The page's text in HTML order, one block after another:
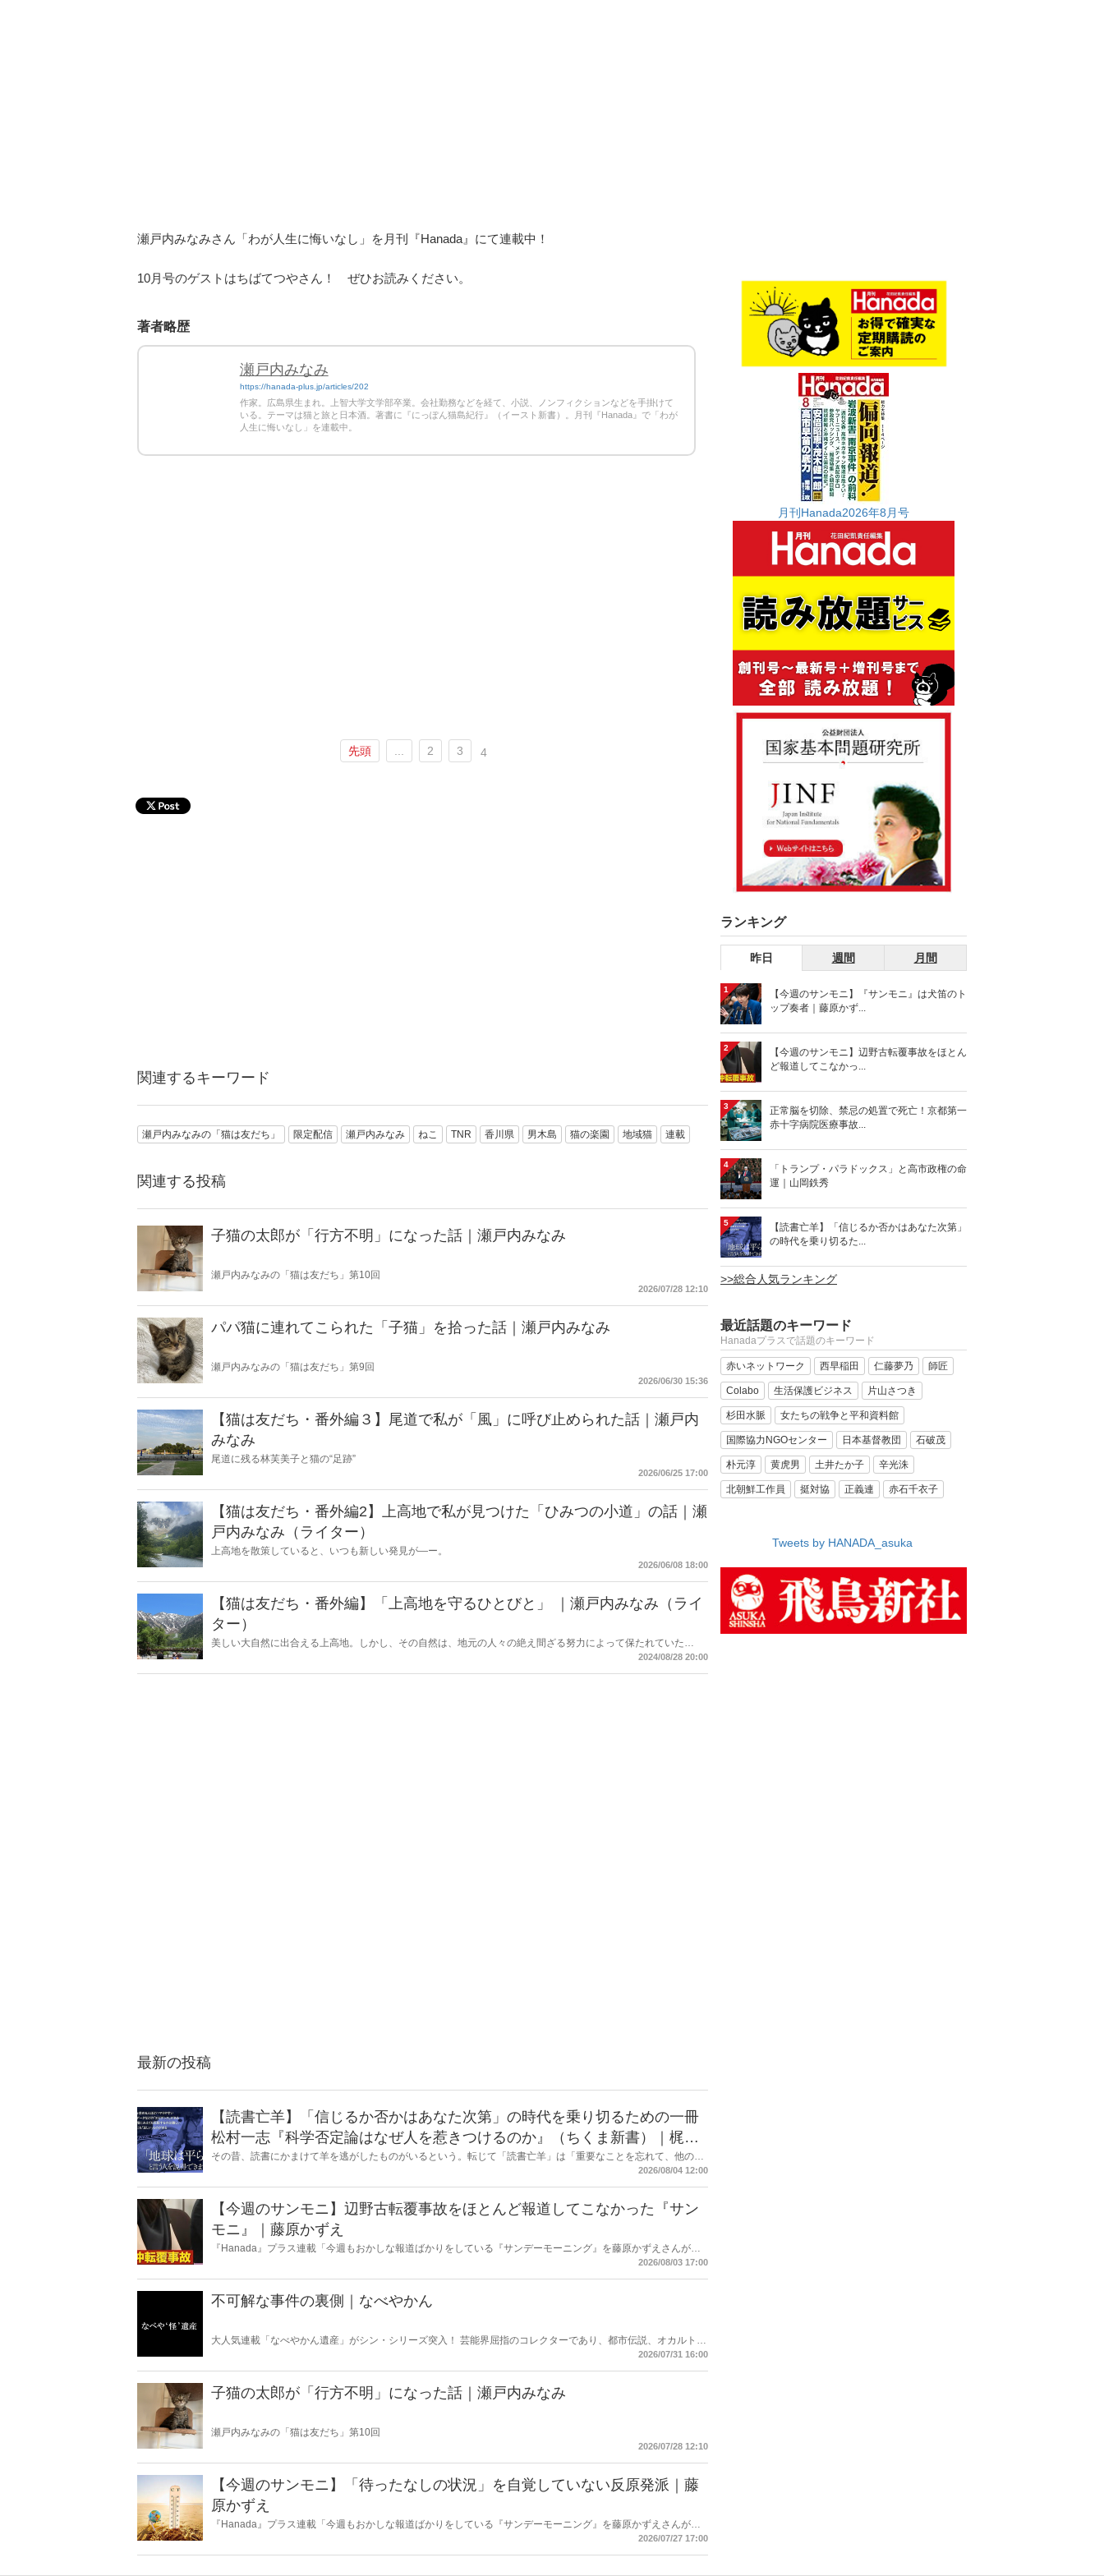
瀬戸内みなみさん「わが人生に悔いなし」を月刊『Hanada』にて連載中！
10月号のゲストはちばてつやさん！ ぜひお読みください。
著者略歴
瀬戸内みなみ
https://hanada-plus.jp/articles/202
作家。広島県生まれ。上智大学文学部卒業。会社勤務などを経て、小説、ノンフィクションなどを手掛けて
いる。テーマは猫と旅と日本酒。著書に『にっぽん猫島紀行』（イースト新書）。月刊『Hanada』で「わが
人生に悔いなし」を連載中。
先頭 2 3 4
関連するキーワード
瀬戸内みなみの「猫は友だち」 限定配信 瀬戸内みなみ ねこ TNR 香川県 男木島 猫の楽園 地域猫 連載
関連する投稿
子猫の太郎が「行方不明」になった話｜瀬戸内みなみ
瀬戸内みなみの「猫は友だち」第10回
2026/07/28 12:10
パパ猫に連れてこられた「子猫」を拾った話｜瀬戸内みなみ
瀬戸内みなみの「猫は友だち」第9回
2026/06/30 15:36
【猫は友だち・番外編３】尾道で私が「風」に呼び止められた話｜瀬戸内
みなみ
尾道に残る林芙美子と猫の“足跡”
2026/06/25 17:00
【猫は友だち・番外編2】上高地で私が見つけた「ひみつの小道」の話｜瀬
戸内みなみ（ライター）
上高地を散策していると、いつも新しい発見が―ー。
2026/06/08 18:00
【猫は友だち・番外編】「上高地を守るひとびと」 ｜瀬戸内みなみ（ライ
ター）
美しい大自然に出合える上高地。しかし、その自然は、地元の人々の絶え間ざる努力によって保たれていた
2024/08/28 20:00
最新の投稿
【読書亡羊】「信じるか否かはあなた次第」の時代を乗り切るための一冊
松村一志『科学否定論はなぜ人を惹きつけるのか』（ちくま新書）｜梶原
麻衣子
その昔、読書にかまけて羊を逃がしたものがいるという。転じて「読書亡羊」は「重要なことを忘れて、他のこ
とに夢中になること」を指す四字熟語になった。だが時に仕事を放り出してでも、読むべき本がある。元月刊
2026/08/04 12:00
【今週のサンモニ】辺野古転覆事故をほとんど報道してこなかった『サン
モニ』｜藤原かずえ
『Hanada』プラス連載「今週もおかしな報道ばかりをしている『サンデーモーニング』を藤原かずえさんがデ
2026/08/03 17:00
不可解な事件の裏側｜なべやかん
大人気連載「なべやかん遺産」がシン・シリーズ突入！ 芸能界屈指のコレクターであり、都市伝説、オカルト、
スピリチュアルな話題が大好きな芸人・なべやかんが蒐集した選りすぐりの「怪」な話を紹介！信じるか信じな
2026/07/31 16:00
子猫の太郎が「行方不明」になった話｜瀬戸内みなみ
瀬戸内みなみの「猫は友だち」第10回
2026/07/28 12:10
【今週のサンモニ】「待ったなしの状況」を自覚していない反原発派｜藤
原かずえ
『Hanada』プラス連載「今週もおかしな報道ばかりをしている『サンデーモーニング』を藤原かずえさんがデ
2026/07/27 17:00
月刊Hanada2026年8月号
ランキング
昨日 週間 月間
1
【今週のサンモニ】『サンモニ』は犬笛のト
ップ奏者｜藤原かず...
2
【今週のサンモニ】辺野古転覆事故をほとん
ど報道してこなかっ...
3
正常脳を切除、禁忌の処置で死亡！京都第一
赤十字病院医療事故...
4
「トランプ・パラドックス」と高市政権の命
運｜山岡鉄秀
5
【読書亡羊】「信じるか否かはあなた次第」
の時代を乗り切るた...
>>総合人気ランキング
最近話題のキーワード
Hanadaプラスで話題のキーワード
赤いネットワーク 西早稲田 仁藤夢乃 師匠
Colabo 生活保護ビジネス 片山さつき
杉田水脈 女たちの戦争と平和資料館
国際協力NGOセンター 日本基督教団 石破茂
朴元淳 黄虎男 土井たか子 辛光洙
北朝鮮工作員 挺対協 正義連 赤石千衣子
Tweets by HANADA_asuka